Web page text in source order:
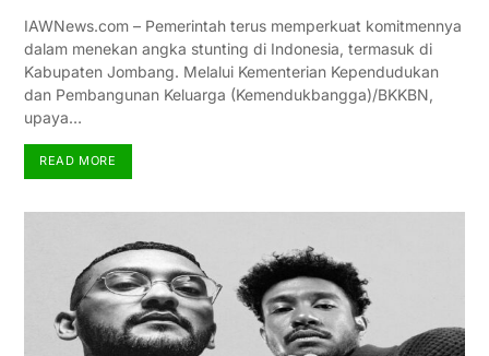
IAWNews.com – Pemerintah terus memperkuat komitmennya
dalam menekan angka stunting di Indonesia, termasuk di
Kabupaten Jombang. Melalui Kementerian Kependudukan
dan Pembangunan Keluarga (Kemendukbangga)/BKKBN,
upaya…
READ MORE